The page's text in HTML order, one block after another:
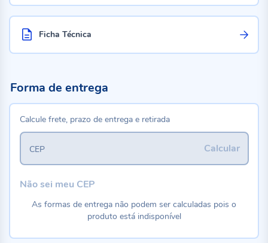
Ficha Técnica
Forma de entrega
Calcule frete, prazo de entrega e retirada
Calcular
CEP
Não sei meu CEP
As formas de entrega não podem ser calculadas pois o
produto está indisponível